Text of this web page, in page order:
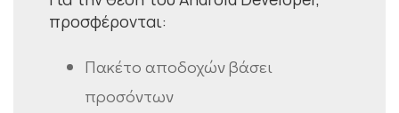
προσφέρονται:
Πακέτο αποδοχών βάσει
προσόντων